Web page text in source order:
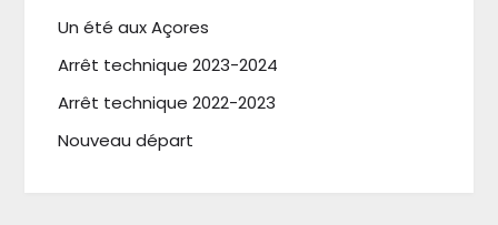
Un été aux Açores
Arrêt technique 2023-2024
Arrêt technique 2022-2023
Nouveau départ